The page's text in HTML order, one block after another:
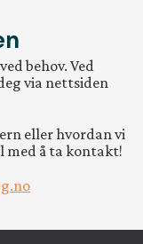
behov. Ved
via nettsiden
eller hvordan vi
med å ta kontakt!